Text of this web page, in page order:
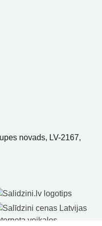
novads, LV-2167,